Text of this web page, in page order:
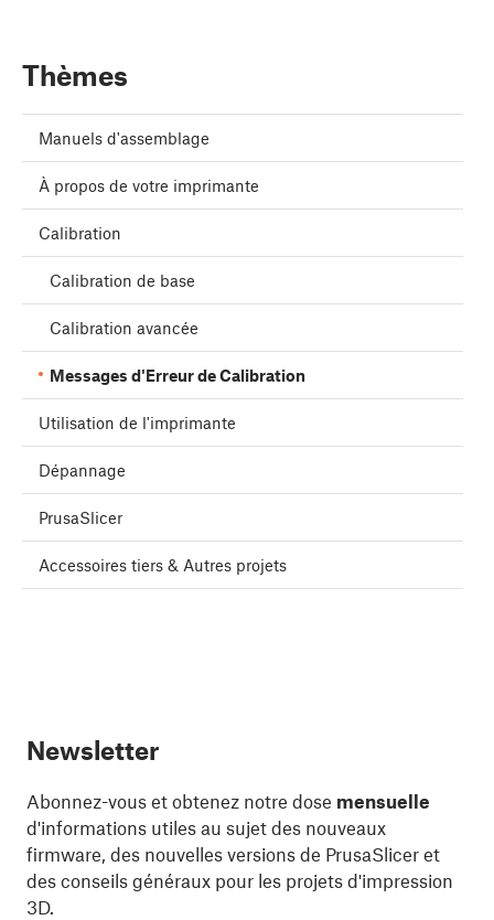
Thèmes
Manuels d'assemblage
À propos de votre imprimante
Calibration
Calibration de base
Calibration avancée
Messages d'Erreur de Calibration
Utilisation de l'imprimante
Dépannage
PrusaSlicer
Accessoires tiers & Autres projets
Newsletter
Abonnez-vous et obtenez notre dose mensuelle
d'informations utiles au sujet des nouveaux
firmware, des nouvelles versions de PrusaSlicer et
des conseils généraux pour les projets d'impression
3D.